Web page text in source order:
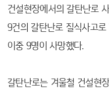
건설현장에서의 갈탄난로
9건의 갈탄난로 질식사고
이중 9명이 사망했다.
갈탄난로는 겨울철 건설현